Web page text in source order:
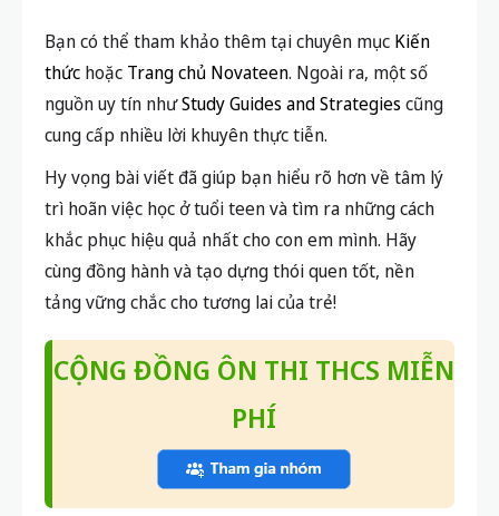
Bạn có thể tham khảo thêm tại chuyên mục Kiến
thức hoặc Trang chủ Novateen. Ngoài ra, một số
nguồn uy tín nhưStudy Guides and Strategies cũng
cung cấp nhiều lời khuyên thực tiễn.
Hy vọng bài viết đã giúp bạn hiểu rõ hơn về tâm lý
trì hoãn việc học ở tuổi teen và tìm ra những cách
khắc phục hiệu quả nhất cho con em mình. Hãy
cùng đồng hành và tạo dựng thói quen tốt, nền
tảng vững chắc cho tương lai của trẻ!
CỘNG ĐỒNG ÔN THI THCS MIỄN
PHÍ